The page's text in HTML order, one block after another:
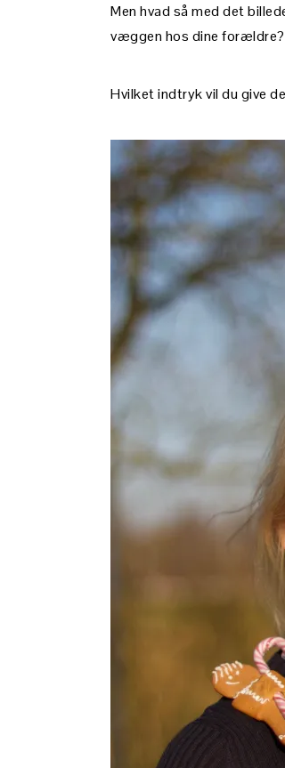
Men hvad så med det
væggen hos dine forældre?
Hvilket indtryk vil du give